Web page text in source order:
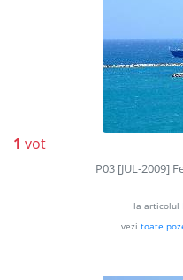
1 vot
P03 [JUL-2009]
la articolul
vezi toate